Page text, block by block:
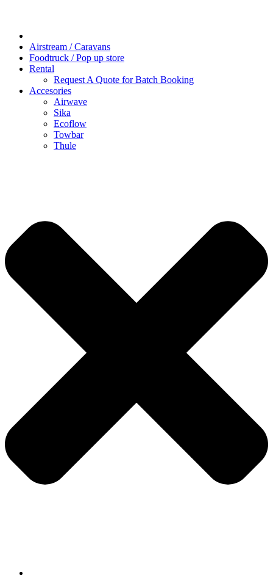
Airstream / Caravans
Foodtruck / Pop up store
Rental
Request A Quote for Batch Booking
Accesories
Airwave
Sika
Ecoflow
Towbar
Thule